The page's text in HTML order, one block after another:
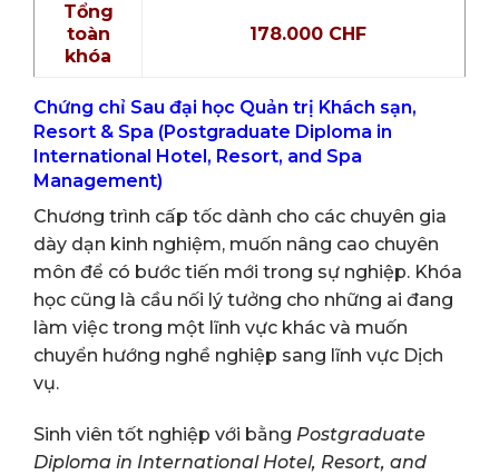
Tổng
toàn
khóa
178.000 CHF
Chứng chỉ Sau đại học Quản trị Khách sạn,
Resort & Spa (Postgraduate Diploma in
International Hotel, Resort, and Spa
Management)
Chương trình cấp tốc dành cho các chuyên gia
dày dạn kinh nghiệm, muốn nâng cao chuyên
môn để có bước tiến mới trong sự nghiệp. Khóa
học cũng là cầu nối lý tưởng cho những ai đang
làm việc trong một lĩnh vực khác và muốn
chuyển hướng nghề nghiệp sang lĩnh vực Dịch
vụ.
Sinh viên tốt nghiệp với bằng Postgraduate
Diploma in International Hotel, Resort, and